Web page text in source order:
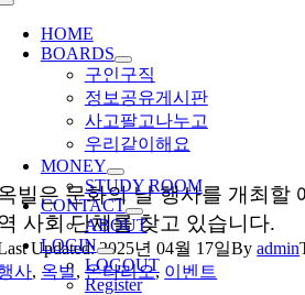
Toggle
Navigation
HOME
BOARDS
구인구직
정보공유게시판
사고팔고나누고
우리같이해요
MONEY
STUDY ROOM
CONTACT
ABOUT
LOGIN
LOGOUT
Register
빌은 문화의 날 행사를 개최할
사회 단체를 찾고 있습니다.
Updated: 2025년 04월 17일Byadmin
사, 옥빌,온타리오, 이벤트